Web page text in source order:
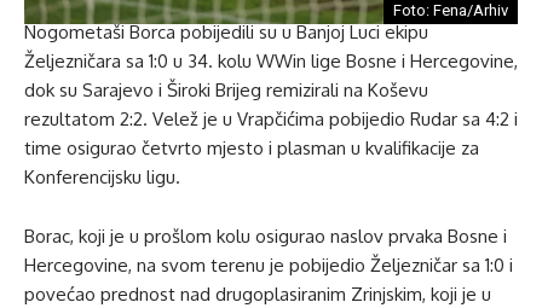
Foto: Fena/Arhiv
Nogometaši Borca pobijedili su u Banjoj Luci ekipu
Željezničara sa 1:0 u 34. kolu WWin lige Bosne i Hercegovine,
dok su Sarajevo i Široki Brijeg remizirali na Koševu
rezultatom 2:2. Velež je u Vrapčićima pobijedio Rudar sa 4:2 i
time osigurao četvrto mjesto i plasman u kvalifikacije za
Konferencijsku ligu.
Borac, koji je u prošlom kolu osigurao naslov prvaka Bosne i
Hercegovine, na svom terenu je pobijedio Željezničar sa 1:0 i
povećao prednost nad drugoplasiranim Zrinjskim, koji je u